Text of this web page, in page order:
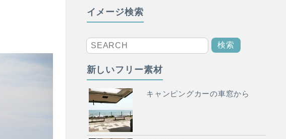
イメージ検索
新しいフリー素材
キャンピングカーの車窓から